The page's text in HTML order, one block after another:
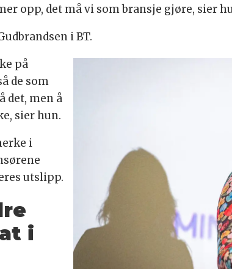
opp, det må vi som bransje gjøre, sier
i BT.
på
de som
det, men å
sier hun.
i
utslipp.
i